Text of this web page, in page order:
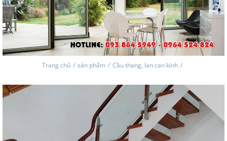
Trang chủ / sản phẩm / Cầu thang, lan can kính /